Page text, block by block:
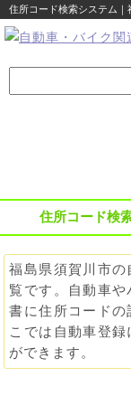
住所コード検索システム｜
住所コード検
福島県須賀川市の
覧です。自動車
書に住所コードの
こでは自動車登
ができます。